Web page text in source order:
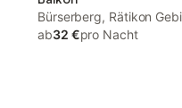
Bürserberg, Rätikon
ab32 €pro Nacht